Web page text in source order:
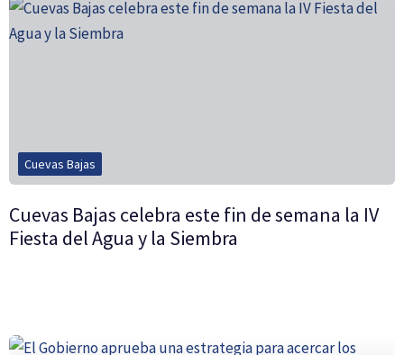
Cuevas Bajas
Cuevas Bajas celebra este fin de semana la IV
Fiesta del Agua y la Siembra